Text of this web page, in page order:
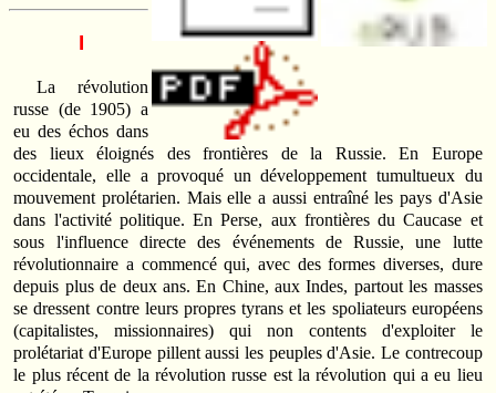
I
La révolution
russe (de 1905) a
eu des échos dans
des lieux éloignés des frontières de la Russie. En Europe
occidentale, elle a provoqué un développement tumultueux du
mouvement prolétarien. Mais elle a aussi entraîné les pays d'Asie
dans l'activité politique. En Perse, aux frontières du Caucase et
sous l'influence directe des événements de Russie, une lutte
révolutionnaire a commencé qui, avec des formes diverses, dure
depuis plus de deux ans. En Chine, aux Indes, partout les masses
se dressent contre leurs propres tyrans et les spoliateurs européens
(capitalistes, missionnaires) qui non contents d'exploiter le
prolétariat d'Europe pillent aussi les peuples d'Asie. Le contrecoup
le plus récent de la révolution russe est la révolution qui a eu lieu